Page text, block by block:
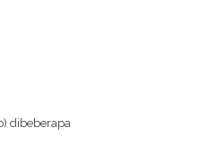
dibeberapa